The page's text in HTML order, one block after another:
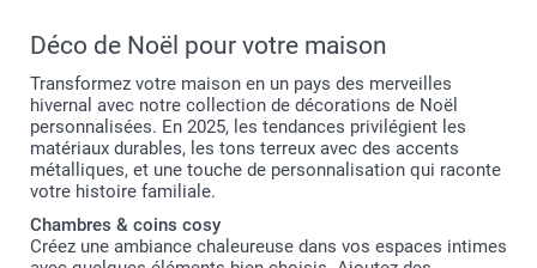
Déco de Noël pour votre maison
Transformez votre maison en un pays des merveilles
hivernal avec notre collection de décorations de Noël
personnalisées. En 2025, les tendances privilégient les
matériaux durables, les tons terreux avec des accents
métalliques, et une touche de personnalisation qui raconte
votre histoire familiale.
Chambres & coins cosy
Créez une ambiance chaleureuse dans vos espaces intimes